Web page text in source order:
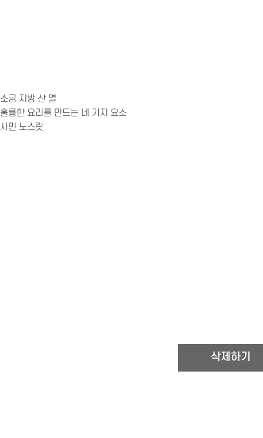
소금 지방 산 열
훌륭한 요리를 만드는 네 가지 요소
사민 노스랏